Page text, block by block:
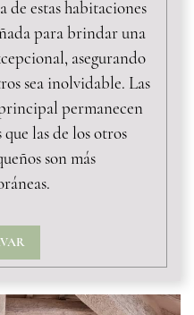
estas habitaciones
para brindar una
asegurando
sea inolvidable. Las
permanecen
que las de los otros
son más